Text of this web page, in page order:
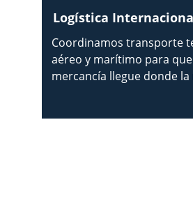
Logística
Coordinamos transporte
aéreo y marítimo para
mercancía llegue donde la